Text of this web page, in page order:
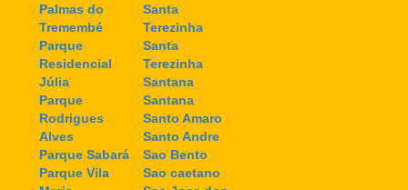
Palmas do
Tremembé
Parque
Residencial
Júlia
Parque
Rodrigues
Alves
Parque Sabará
Parque Vila
Santa
Terezinha
Santa
Terezinha
Santana
Santana
Santo Amaro
Santo Andre
Sao Bento
Sao caetano